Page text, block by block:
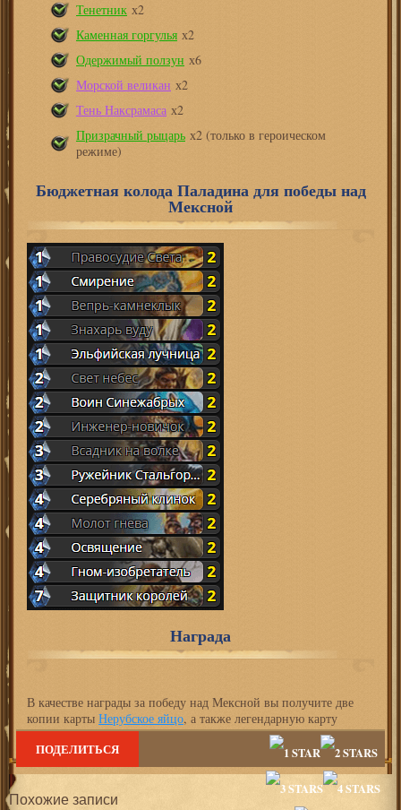
Тенетник х2
Каменная горгулья х2
Одержимый ползун х6
Морской великан х2
Тень Наксрамаса х2
Призрачный рыцарь х2 (только в героическом
режиме)
Бюджетная колода Паладина для победы над
Мексной
Награда
В качестве награды за победу над Мексной вы получите две
копии карты Нерубское яйцо, а также легендарную карту
Мекснапосле прохождения всего квартала.
ПОДЕЛИТЬСЯ
Похожие записи